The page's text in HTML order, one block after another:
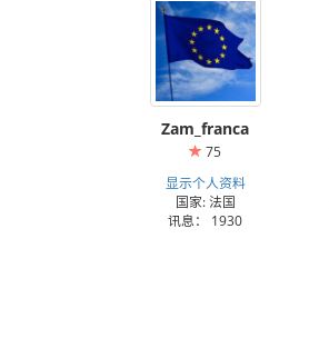
Zam_franca
75
显示个人资料
国家: 法国
讯息： 1930